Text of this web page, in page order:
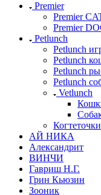
Premier
Premier
Premier
Petlunch
Petlunch
Petlunch
Petlunch
Petlunch
Vetlunch
Когтеточки
АЙ НИКА
Александрит
ВИНЧИ
Гавриш Н.Г.
Грин Кьюзин
Зооник